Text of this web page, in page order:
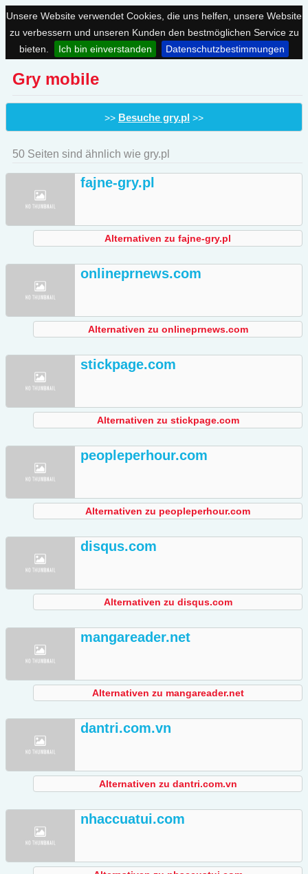
Unsere Website verwendet Cookies, die uns helfen, unsere Website
zu verbessern und unseren Kunden den bestmöglichen Service zu
bieten.
Ich bin einverstanden Datenschutzbestimmungen
Gry mobile
>> Besuche gry.pl >>
50 Seiten sind ähnlich wie gry.pl
fajne-gry.pl
Alternativen zu fajne-gry.pl
onlineprnews.com
Alternativen zu onlineprnews.com
stickpage.com
Alternativen zu stickpage.com
peopleperhour.com
Alternativen zu peopleperhour.com
disqus.com
Alternativen zu disqus.com
mangareader.net
Alternativen zu mangareader.net
dantri.com.vn
Alternativen zu dantri.com.vn
nhaccuatui.com